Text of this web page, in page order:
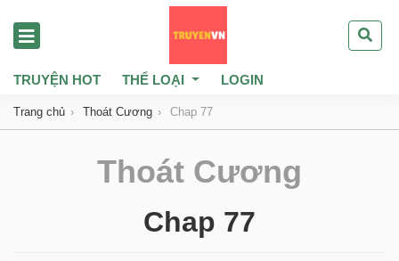
TRUYỆN HOT THỂ LOẠI LOGIN
Trang chủ Thoát Cương Chap 77
Thoát Cương
Chap 77